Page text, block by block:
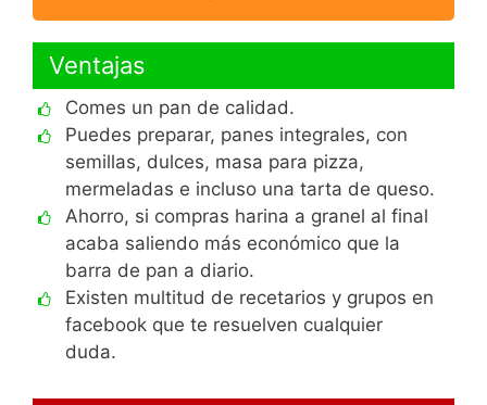
Ventajas
Comes un pan de calidad.
Puedes preparar, panes integrales, con
semillas, dulces, masa para pizza,
mermeladas e incluso una tarta de queso.
Ahorro, si compras harina a granel al final
acaba saliendo más económico que la
barra de pan a diario.
Existen multitud de recetarios y grupos en
facebook que te resuelven cualquier
duda.